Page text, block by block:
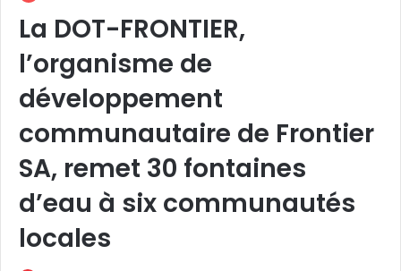
La DOT-FRONTIER,
l’organisme de
développement
communautaire de Frontier
SA, remet 30 fontaines
d’eau à six communautés
locales